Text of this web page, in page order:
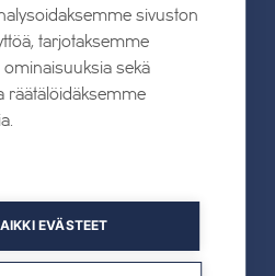
uutiset
sivuston
tarjotaksemme
sekä
räätälöidäksemme
EVÄSTEET